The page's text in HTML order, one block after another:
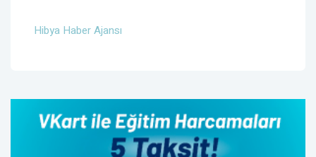
Hibya Haber Ajansı